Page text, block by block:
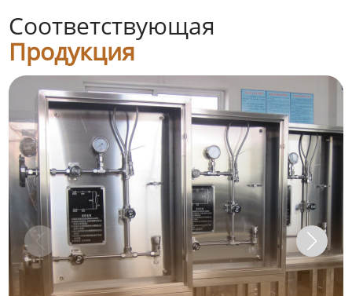
Соответствующая
Продукция